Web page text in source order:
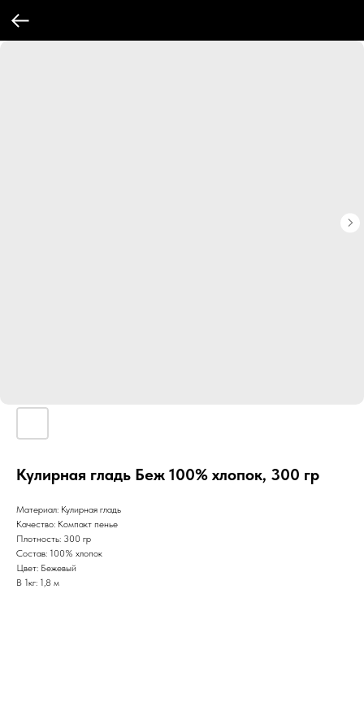
Кулирная гладь Беж 100% хлопок, 300 гр
Материал: Кулирная гладь
Качество: Компакт пенье
Плотность: 300 гр
Состав: 100% хлопок
Цвет: Бежевый
В 1кг: 1,8 м